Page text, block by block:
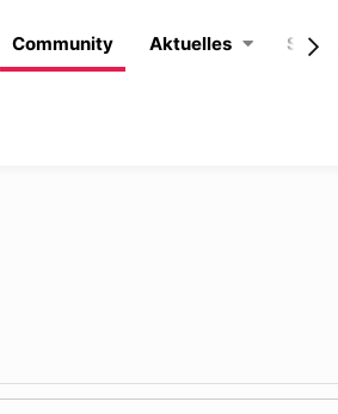
Community Aktuelles Shop